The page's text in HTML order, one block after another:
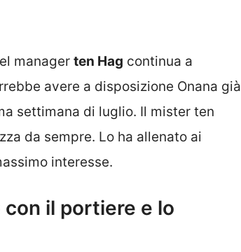
manager ten Hag continua a
avere a disposizione Onana già
settimana di luglio. Il mister ten
da sempre. Lo ha allenato ai
interesse.
con il portiere e lo